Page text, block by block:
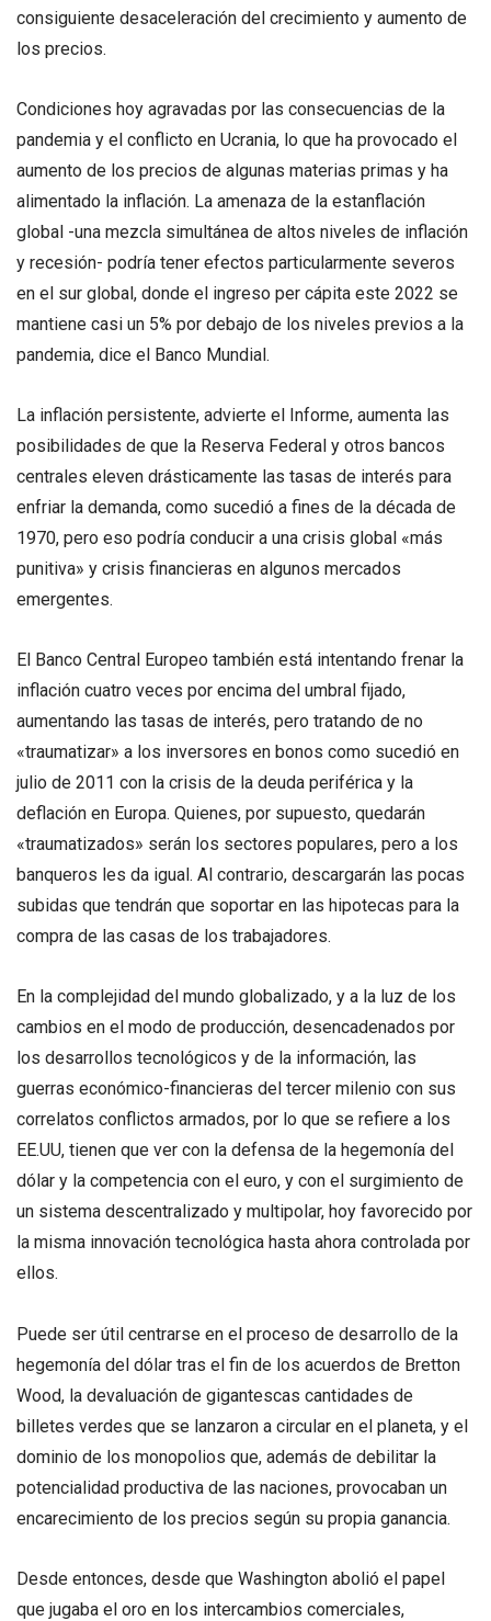
consiguiente desaceleración del crecimiento y aumento de
los precios.
Condiciones hoy agravadas por las consecuencias de la
pandemia y el conflicto en Ucrania, lo que ha provocado el
aumento de los precios de algunas materias primas y ha
alimentado la inflación. La amenaza de la estanflación
global -una mezcla simultánea de altos niveles de inflación
y recesión- podría tener efectos particularmente severos
en el sur global, donde el ingreso per cápita este 2022 se
mantiene casi un 5% por debajo de los niveles previos a la
pandemia, dice el Banco Mundial.
La inflación persistente, advierte el Informe, aumenta las
posibilidades de que la Reserva Federal y otros bancos
centrales eleven drásticamente las tasas de interés para
enfriar la demanda, como sucedió a fines de la década de
1970, pero eso podría conducir a una crisis global «más
punitiva» y crisis financieras en algunos mercados
emergentes.
El Banco Central Europeo también está intentando frenar la
inflación cuatro veces por encima del umbral fijado,
aumentando las tasas de interés, pero tratando de no
«traumatizar» a los inversores en bonos como sucedió en
julio de 2011 con la crisis de la deuda periférica y la
deflación en Europa. Quienes, por supuesto, quedarán
«traumatizados» serán los sectores populares, pero a los
banqueros les da igual. Al contrario, descargarán las pocas
subidas que tendrán que soportar en las hipotecas para la
compra de las casas de los trabajadores.
En la complejidad del mundo globalizado, y a la luz de los
cambios en el modo de producción, desencadenados por
los desarrollos tecnológicos y de la información, las
guerras económico-financieras del tercer milenio con sus
correlatos conflictos armados, por lo que se refiere a los
EE.UU, tienen que ver con la defensa de la hegemonía del
dólar y la competencia con el euro, y con el surgimiento de
un sistema descentralizado y multipolar, hoy favorecido por
la misma innovación tecnológica hasta ahora controlada por
ellos.
Puede ser útil centrarse en el proceso de desarrollo de la
hegemonía del dólar tras el fin de los acuerdos de Bretton
Wood, la devaluación de gigantescas cantidades de
billetes verdes que se lanzaron a circular en el planeta, y el
dominio de los monopolios que, además de debilitar la
potencialidad productiva de las naciones, provocaban un
encarecimiento de los precios según su propia ganancia.
Desde entonces, desde que Washington abolió el papel
que jugaba el oro en los intercambios comerciales,